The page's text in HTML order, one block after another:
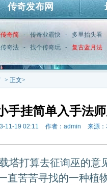
传奇发布网
奇简 - 传奇业霸快 - 多里抬头看
奇法 - 找个传奇玩 - 复古蓝月法
> 正文>
手挂简单入手法
11-19 02:11 作者：admin 来源
塔打算去征询巫的意
直苦苦寻找的一种植